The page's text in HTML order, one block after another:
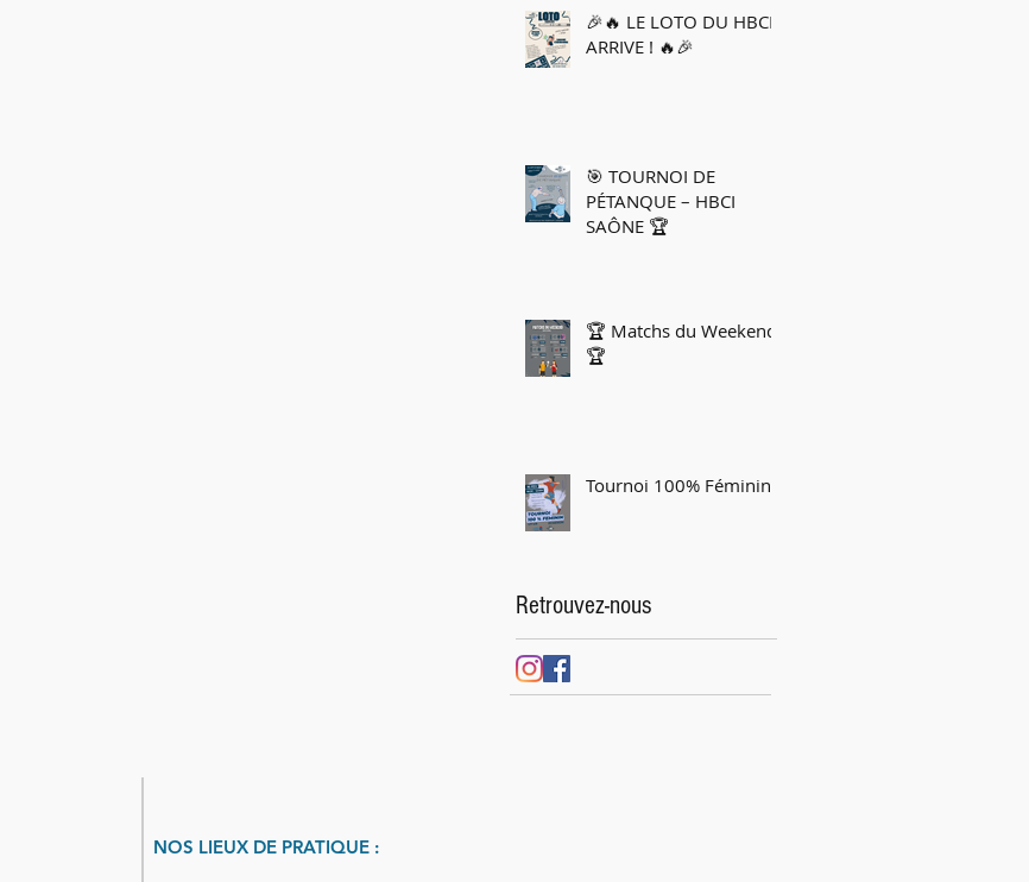
🎉🔥 LE LOTO DU HBCIS
ARRIVE ! 🔥🎉
🎯 TOURNOI DE
PÉTANQUE – HBCI
SAÔNE 🏆
🏆 Matchs du Weekend
🏆
Tournoi 100% Féminin
Retrouvez-nous
NOS LIEUX DE PRATIQUE :